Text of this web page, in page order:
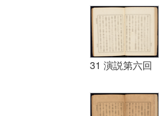
31 演説第六回